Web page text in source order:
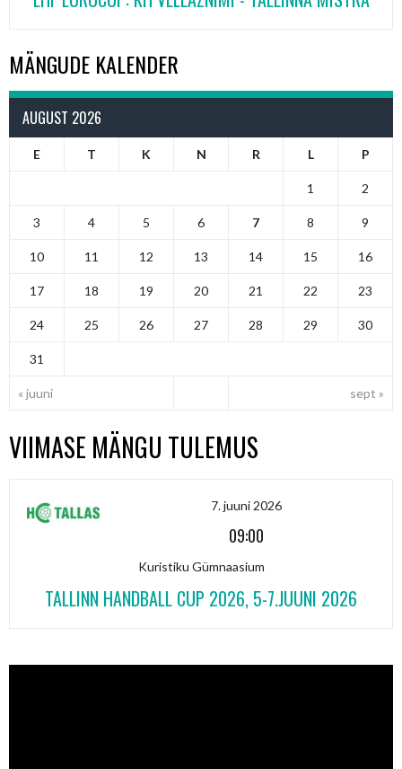
MÄNGUDE KALENDER
AUGUST 2026
E T K N R L P
« juuni sept »
1 2
3 4 5 6 7 8 9
10 11 12 13 14 15 16
17 18 19 20 21 22 23
24 25 26 27 28 29 30
31
VIIMASE MÄNGU TULEMUS
7. juuni 2026
09:00
Kuristiku Gümnaasium
TALLINN HANDBALL CUP 2026, 5-7.JUUNI 2026